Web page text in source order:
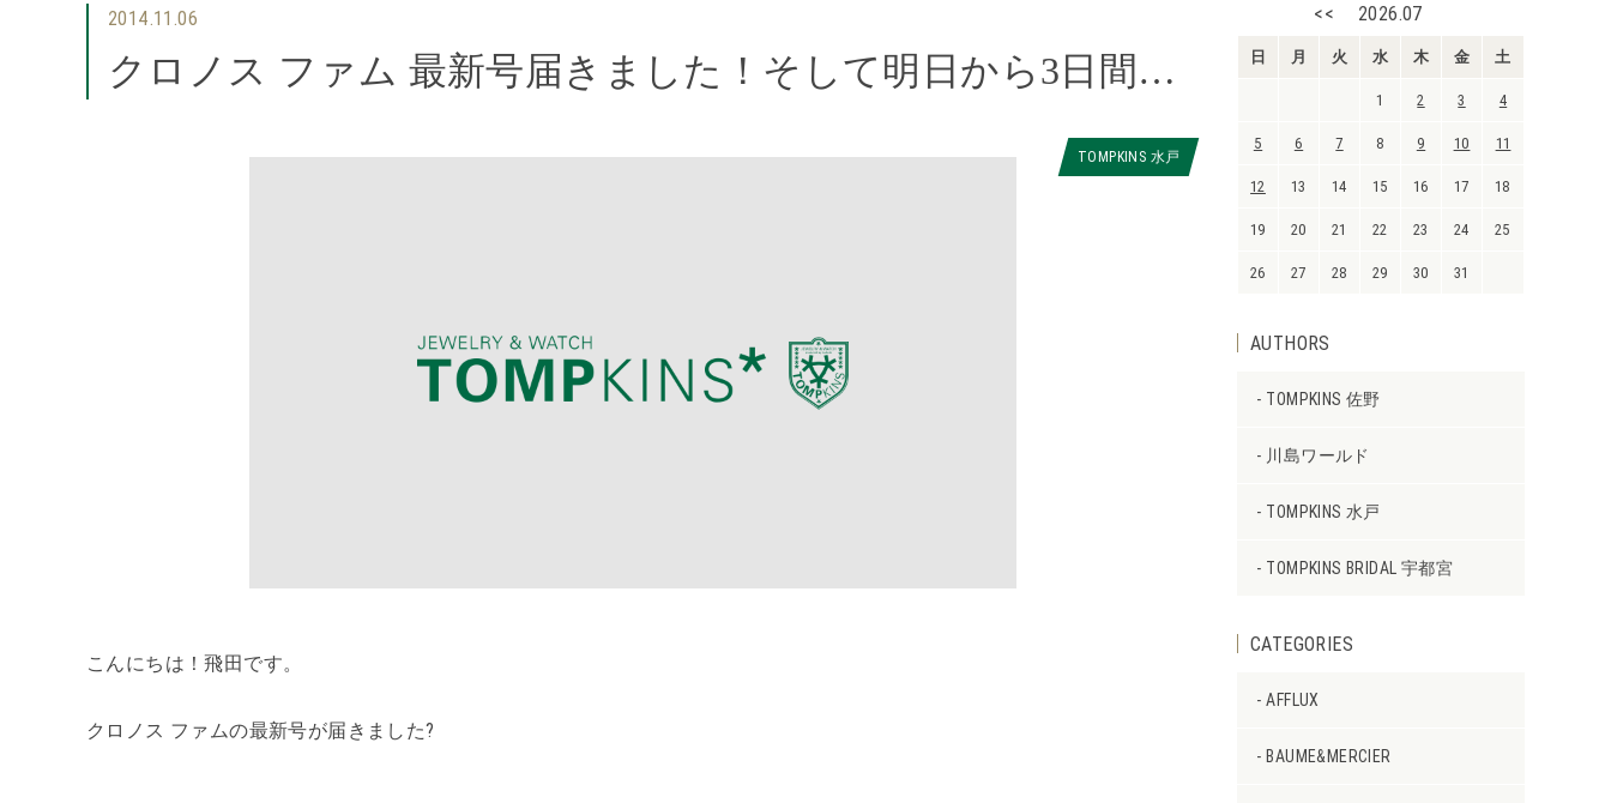
2014.11.06
クロノス ファム 最新号届きました！そして明日から3日間…
TOMPKINS 水戸
こんにちは！飛田です。
クロノス ファムの最新号が届きました?
<< 2026.07
日 月 火 水 木 金 土
1 2 3 4
5 6 7 8 9 10 11
12 13 14 15 16 17 18
19 20 21 22 23 24 25
26 27 28 29 30 31
AUTHORS
TOMPKINS 佐野
川島ワールド
TOMPKINS 水戸
TOMPKINS BRIDAL 宇都宮
CATEGORIES
AFFLUX
BAUME&MERCIER